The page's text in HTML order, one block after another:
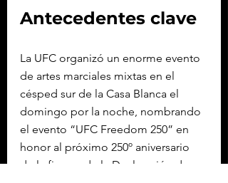
Antecedentes clave
La UFC organizó un enorme evento
de artes marciales mixtas en el
césped sur de la Casa Blanca el
domingo por la noche, nombrando
el evento “UFC Freedom 250” en
honor al próximo 250º aniversario
de la firma y de la Declaración de